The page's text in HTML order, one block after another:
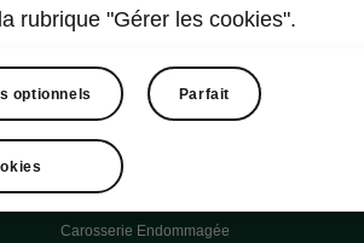
Škoda Connect
Service Cam
Applications d’infodivertissement
Carosserie Endommagée
rubrique "Gérer les cookies".
optionnels Parfait